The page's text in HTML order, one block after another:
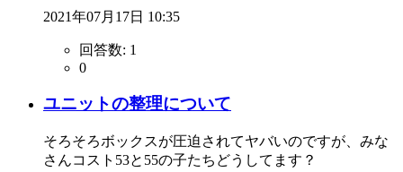
2021年07月17日 10:35
回答数: 1
0
ユニットの整理について
そろそろボックスが圧迫されてヤバいのですが、みな
さんコスト53と55の子たちどうしてます？